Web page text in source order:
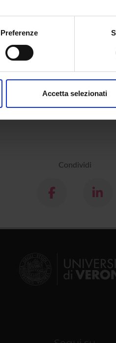
posizione geografica, con
momento dalla
Preferenze
Accetta selezionati
Condividi